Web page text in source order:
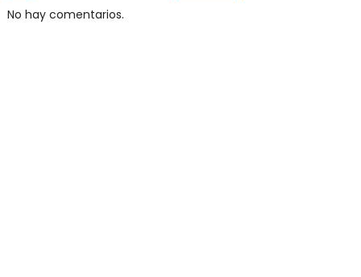
No hay comentarios.